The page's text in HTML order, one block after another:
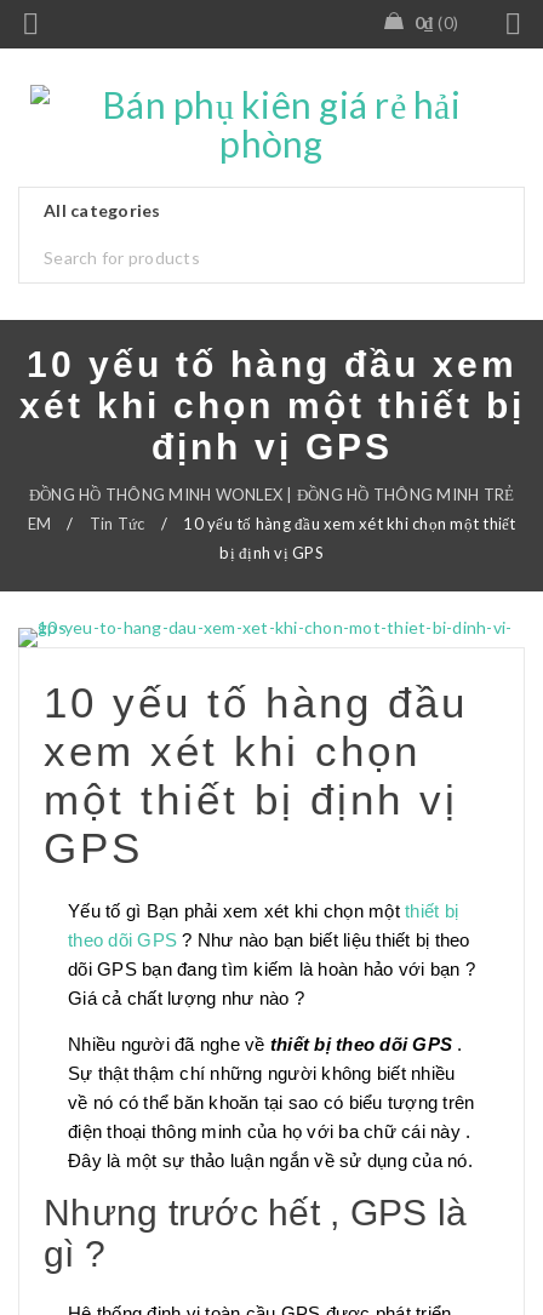
0₫ 0
10 yếu tố hàng đầu xem
xét khi chọn một thiết bị
định vị GPS
ĐỒNG HỒ THÔNG MINH WONLEX | ĐỒNG HỒ THÔNG MINH TRẺ
EM
/ Tin Tức /
10 yếu tố hàng đầu xem xét khi chọn một thiết
bị định vị GPS
10 yếu tố hàng đầu
xem xét khi chọn
một thiết bị định vị
GPS
Yếu tố gì Bạn phải xem xét khi chọn một thiết bị
theo dõi GPS ? Như nào bạn biết liệu thiết bị theo
dõi GPS bạn đang tìm kiếm là hoàn hảo với bạn ?
Giá cả chất lượng như nào ?
Nhiều người đã nghe về thiết bị theo dõi GPS .
Sự thật thậm chí những người không biết nhiều
về nó có thể băn khoăn tại sao có biểu tượng trên
điện thoại thông minh của họ với ba chữ cái này .
Đây là một sự thảo luận ngắn về sử dụng của nó.
Nhưng trước hết , GPS là
gì ?